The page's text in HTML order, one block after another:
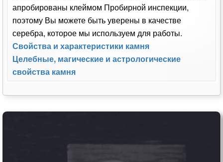
ОБРАТНАЯ СВЯЗЬ
Ювелирные изделия
"МИР СЕРЕБРА"
+7(915)292-07-00